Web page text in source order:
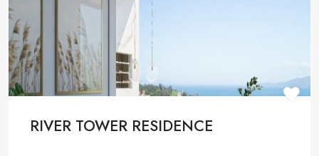
RIVER TOWER RESIDENCE